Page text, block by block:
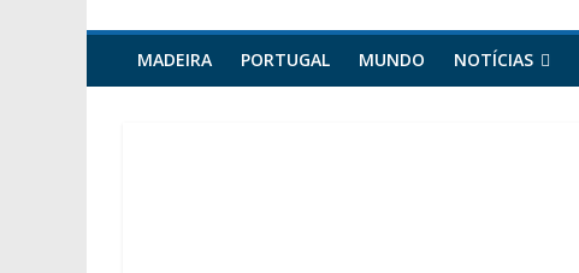
MADEIRA PORTUGAL MUNDO NOTÍCIAS